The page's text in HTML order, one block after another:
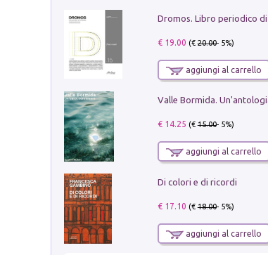
€ 19.00 (€20.00- 5%)
aggiungi al carrello
Valle Bormida.
€ 14.25 (€15.00- 5%)
aggiungi al carrello
Di colori e di ricordi
€ 17.10 (€18.00- 5%)
aggiungi al carrello